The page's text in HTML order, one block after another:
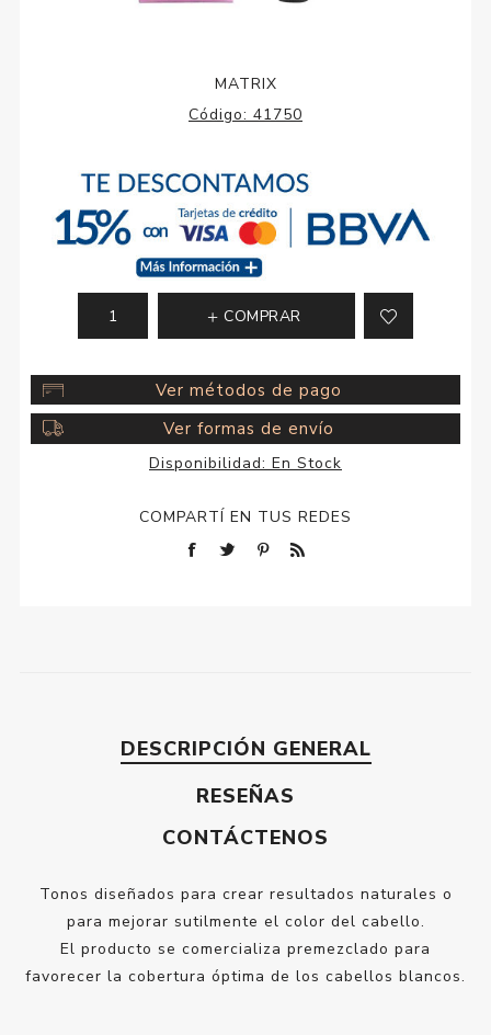
MATRIX
Código: 41750
COMPRAR
Ver métodos de pago
Ver formas de envío
Disponibilidad: En Stock
COMPARTÍ EN TUS REDES
DESCRIPCIÓN GENERAL
RESEÑAS
CONTÁCTENOS
Tonos diseñados para crear resultados naturales o
para mejorar sutilmente el color del cabello.
El producto se comercializa premezclado para
favorecer la cobertura óptima de los cabellos blancos.